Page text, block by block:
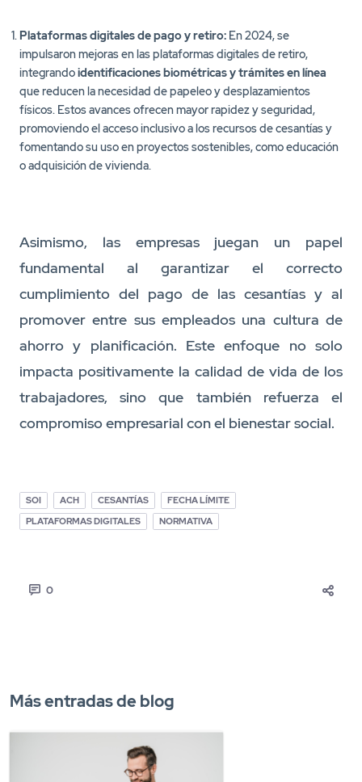
Plataformas digitales de pago y retiro: En 2024, se
impulsaron mejoras en las plataformas digitales de retiro,
integrandoidentificaciones biométricas y trámites en línea
que reducen la necesidad de papeleo y desplazamientos
físicos. Estos avances ofrecen mayor rapidez y seguridad,
promoviendo el acceso inclusivo a los recursos de cesantías y
fomentando su uso en proyectos sostenibles, como educación
o adquisición de vivienda.
Asimismo, las empresas juegan un papel
fundamental al garantizar el correcto
cumplimiento del pago de las cesantías y al
promover entre sus empleados una cultura de
ahorro y planificación. Este enfoque no solo
impacta positivamente la calidad de vida de los
trabajadores, sino que también refuerza el
compromiso empresarial con el bienestar social.
SOI ACH CESANTÍAS
FECHA LÍMITE
PLATAFORMAS DIGITALES
NORMATIVA
0
Más entradas de blog